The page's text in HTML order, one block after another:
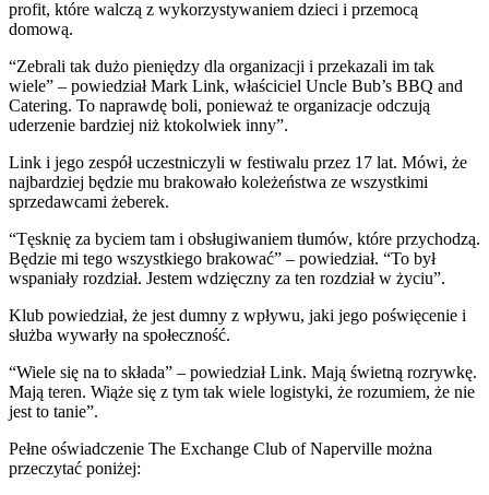
profit, które walczą z wykorzystywaniem dzieci i przemocą
domową.
“Zebrali tak dużo pieniędzy dla organizacji i przekazali im tak
wiele” – powiedział Mark Link, właściciel Uncle Bub’s BBQ and
Catering. To naprawdę boli, ponieważ te organizacje odczują
uderzenie bardziej niż ktokolwiek inny”.
Link i jego zespół uczestniczyli w festiwalu przez 17 lat. Mówi, że
najbardziej będzie mu brakowało koleżeństwa ze wszystkimi
sprzedawcami żeberek.
“Tęsknię za byciem tam i obsługiwaniem tłumów, które przychodzą.
Będzie mi tego wszystkiego brakować” – powiedział. “To był
wspaniały rozdział. Jestem wdzięczny za ten rozdział w życiu”.
Klub powiedział, że jest dumny z wpływu, jaki jego poświęcenie i
służba wywarły na społeczność.
“Wiele się na to składa” – powiedział Link. Mają świetną rozrywkę.
Mają teren. Wiąże się z tym tak wiele logistyki, że rozumiem, że nie
jest to tanie”.
Pełne oświadczenie The Exchange Club of Naperville można
przeczytać poniżej: